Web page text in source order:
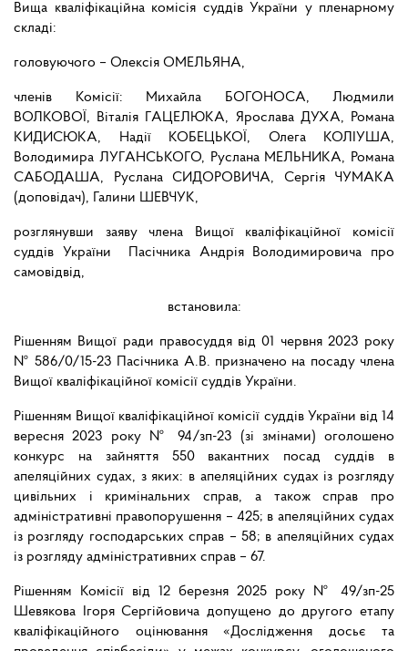
Вища кваліфікаційна комісія суддів України у пленарному
складі:
головуючого – Олексія ОМЕЛЬЯНА,
членів Комісії: Михайла БОГОНОСА, Людмили
ВОЛКОВОЇ, Віталія ГАЦЕЛЮКА, Ярослава ДУХА, Романа
КИДИСЮКА, Надії КОБЕЦЬКОЇ, Олега КОЛІУША,
Володимира ЛУГАНСЬКОГО, Руслана МЕЛЬНИКА, Романа
САБОДАША, Руслана СИДОРОВИЧА, Сергія ЧУМАКА
(доповідач), Галини ШЕВЧУК,
розглянувши заяву члена Вищої кваліфікаційної комісії
суддів України Пасічника Андрія Володимировича про
самовідвід,
встановила:
Рішенням Вищої ради правосуддя від 01 червня 2023 року
№ 586/0/15-23 Пасічника А.В. призначено на посаду члена
Вищої кваліфікаційної комісії суддів України.
Рішенням Вищої кваліфікаційної комісії суддів України від 14
вересня 2023 року № 94/зп-23 (зі змінами) оголошено
конкурс на зайняття 550 вакантних посад суддів в
апеляційних судах, з яких: в апеляційних судах із розгляду
цивільних і кримінальних справ, а також справ про
адміністративні правопорушення – 425; в апеляційних судах
із розгляду господарських справ – 58; в апеляційних судах
із розгляду адміністративних справ – 67.
Рішенням Комісії від 12 березня 2025 року № 49/зп-25
Шевякова Ігоря Сергійовича допущено до другого етапу
кваліфікаційного оцінювання «Дослідження досьє та